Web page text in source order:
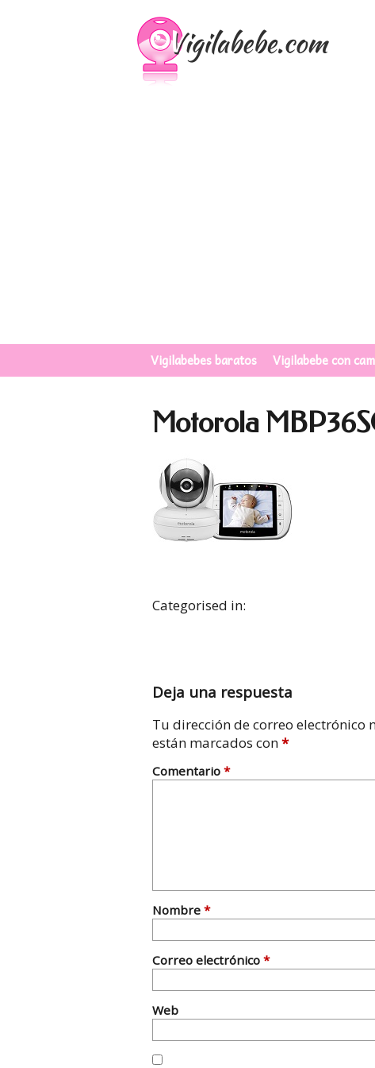
Vigilabebes baratos Vigilabebe con
Motorola
Categorised in:
Deja una respuesta
Tu dirección de correo electrónico
están marcados con*
Comentario *
Nombre *
Correo electrónico *
Web